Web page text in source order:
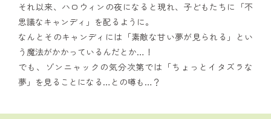
それ以来、ハロウィンの夜になると現れ、子どもたちに「不
思議なキャンディ」を配るように。
なんとそのキャンディには「素敵な甘い夢が見られる」とい
う魔法がかかっているんだとか…！
でも、ゾンニャックの気分次第では「ちょっとイタズラな
夢」を見ることになる…との噂も…？